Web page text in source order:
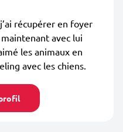
récupérer en foyer
avec lui
les animaux en
avec les chiens.